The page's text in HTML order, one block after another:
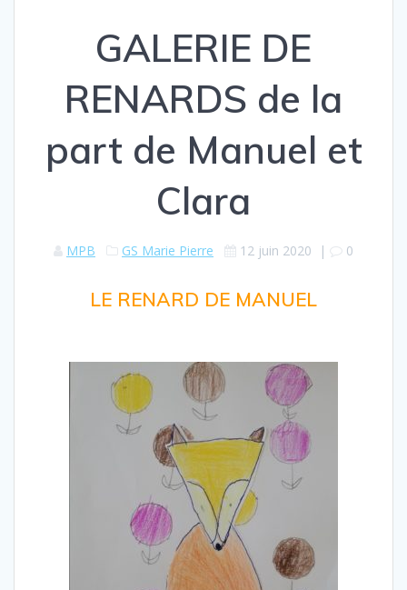
GALERIE DE
RENARDS de la
part de Manuel et
Clara
MPB GS Marie Pierre 12 juin 2020 | 0
LE RENARD DE MANUEL